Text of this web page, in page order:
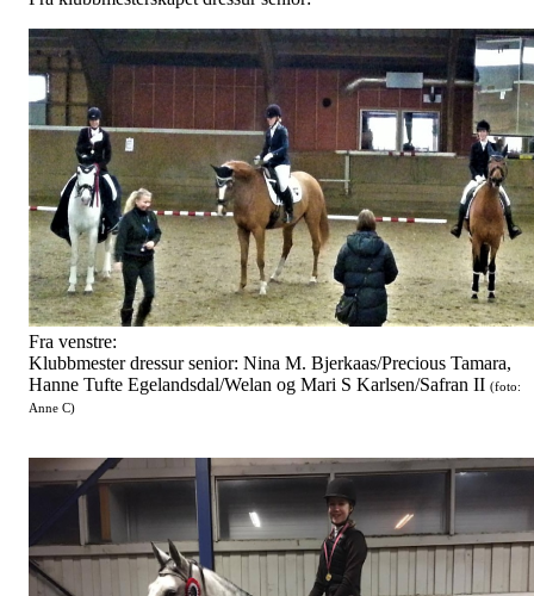
Fra venstre:
Klubbmester dressur senior: Nina M. Bjerkaas/Precious Tamara,
Hanne Tufte Egelandsdal/Welan og Mari S Karlsen/Safran II (foto:
Anne C)